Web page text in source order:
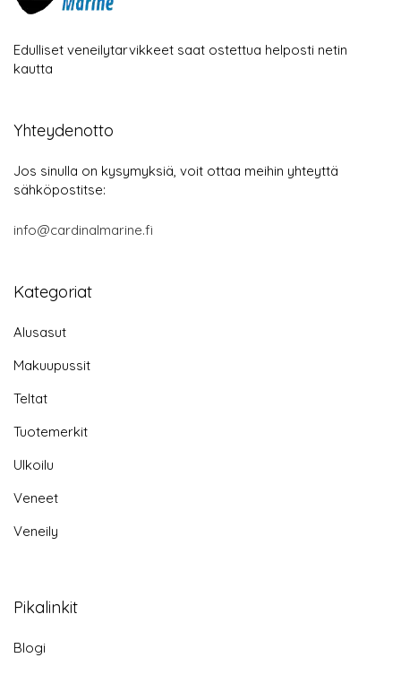
Edulliset veneilytarvikkeet saat ostettua helposti netin
kautta
Yhteydenotto
Jos sinulla on kysymyksiä, voit ottaa meihin yhteyttä
sähköpostitse:
info@cardinalmarine.fi
Kategoriat
Alusasut
Makuupussit
Teltat
Tuotemerkit
Ulkoilu
Veneet
Veneily
Pikalinkit
Blogi